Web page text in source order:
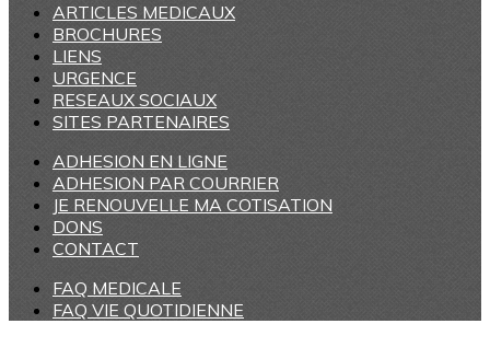
ARTICLES MEDICAUX
BROCHURES
LIENS
URGENCE
RESEAUX SOCIAUX
SITES PARTENAIRES
ADHESION EN LIGNE
ADHESION PAR COURRIER
JE RENOUVELLE MA COTISATION
DONS
CONTACT
FAQ MEDICALE
FAQ VIE QUOTIDIENNE